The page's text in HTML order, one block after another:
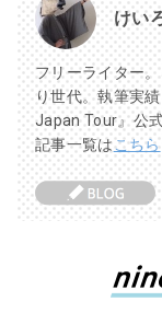
けい
フリーライター
り世代。執筆実
Japan Tour』公
記事一覧はこちら